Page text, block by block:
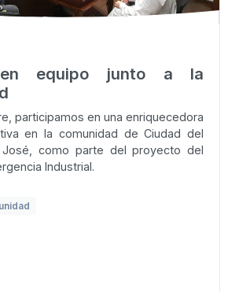
en equipo junto a la
participamos en una enriquecedora
en la comunidad de Ciudad del
José, como parte del proyecto del
Industrial.